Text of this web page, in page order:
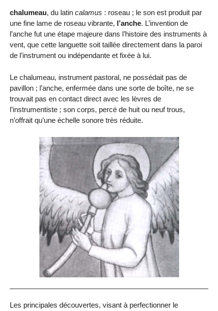
chalumeau, du latin calamus : roseau ; le son est produit par
une fine lame de roseau vibrante, l’anche. L’invention de
l’anche fut une étape majeure dans l’histoire des instruments à
vent, que cette languette soit taillée directement dans la paroi
de l’instrument ou indépendante et fixée à lui.
Le chalumeau, instrument pastoral, ne possédait pas de
pavillon ; l’anche, enfermée dans une sorte de boîte, ne se
trouvait pas en contact direct avec les lèvres de
l’instrumentiste ; son corps, percé de huit ou neuf trous,
n’offrait qu’une échelle sonore très réduite.
Les principales découvertes, visant à perfectionner le